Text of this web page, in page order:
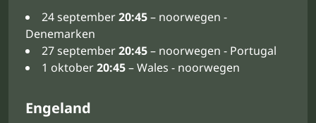
24 september20:45– noorwegen -
Denemarken
27 september20:45– noorwegen - Portugal
1 oktober20:45– Wales - noorwegen
Engeland